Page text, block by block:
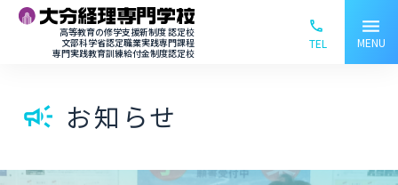
高等教育の修学支援新制度 認定校
文部科学省認定職業実践専門課程
専門実践教育訓練給付金制度認定校
TEL
menu
MENU
campaign お知らせ